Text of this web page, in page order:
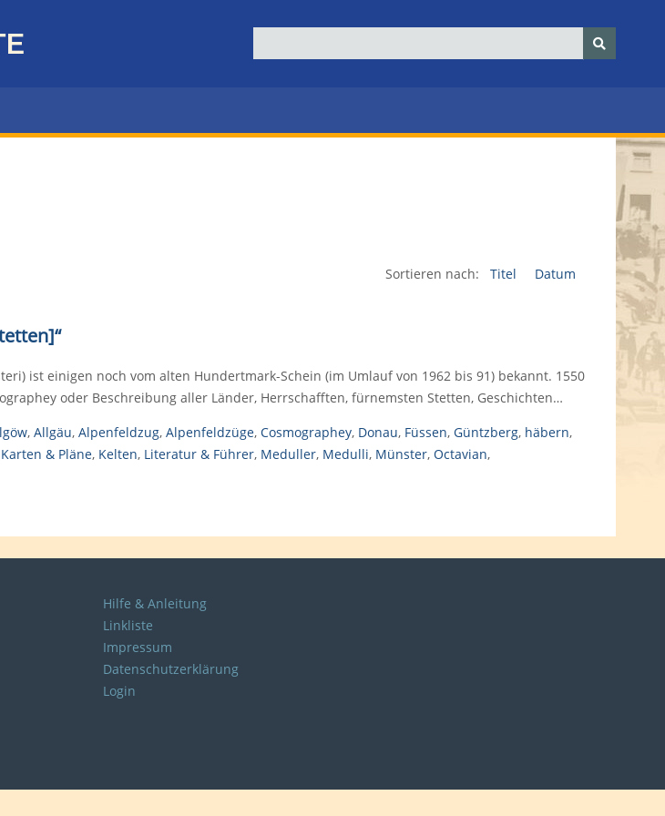
Sortieren nach: Titel Datum
ist einigen noch vom alten Hundertmark-Schein (im Umlauf von 1962 bis 91) bekannt. 1550
oder Beschreibung aller Länder, Herrschafften, fürnemsten Stetten, Geschichten…
, Allgäu, Alpenfeldzug, Alpenfeldzüge, Cosmographey, Donau, Füssen, Güntzberg, häbern,
Karten & Pläne, Kelten, Literatur & Führer, Meduller, Medulli, Münster, Octavian,
Hilfe & Anleitung
Linkliste
Impressum
Datenschutzerklärung
Login